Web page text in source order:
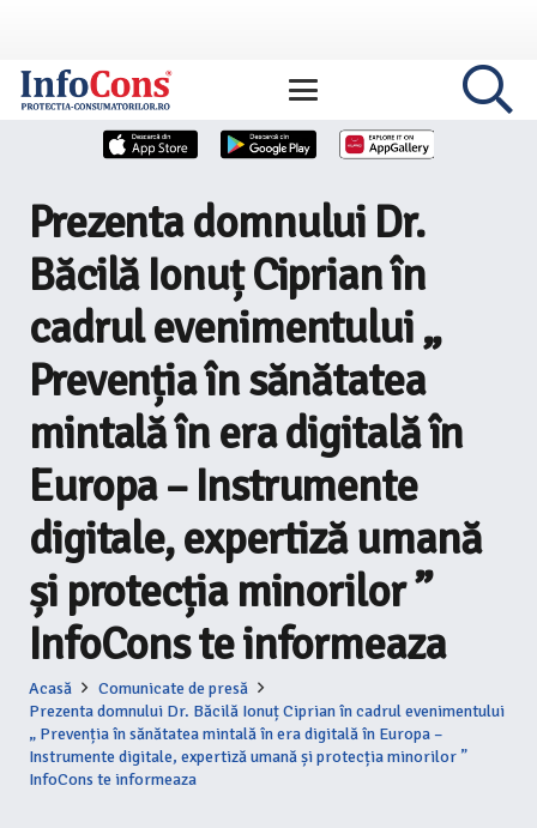
Prezenta domnului Dr.
Băcilă Ionuț Ciprian în
cadrul evenimentului „
Prevenția în sănătatea
mintală în era digitală în
Europa – Instrumente
digitale, expertiză umană
și protecția minorilor ”
InfoCons te informeaza
Acasă
Comunicate de presă
Prezenta domnului Dr. Băcilă Ionuț Ciprian în cadrul evenimentului
„ Prevenția în sănătatea mintală în era digitală în Europa –
Instrumente digitale, expertiză umană și protecția minorilor ”
InfoCons te informeaza